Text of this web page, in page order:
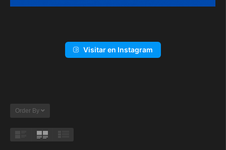
Visitar en Instagram
Order By